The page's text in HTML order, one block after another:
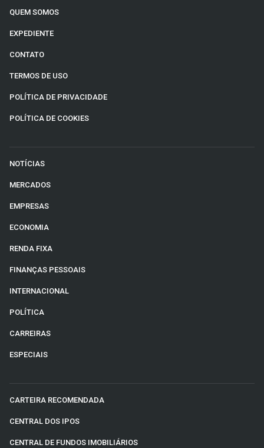
QUEM SOMOS
EXPEDIENTE
CONTATO
TERMOS DE USO
POLÍTICA DE PRIVACIDADE
POLÍTICA DE COOKIES
NOTÍCIAS
MERCADOS
EMPRESAS
ECONOMIA
RENDA FIXA
FINANÇAS PESSOAIS
INTERNACIONAL
POLÍTICA
CARREIRAS
ESPECIAIS
CARTEIRA RECOMENDADA
CENTRAL DOS IPOS
CENTRAL DE FUNDOS IMOBILIÁRIOS